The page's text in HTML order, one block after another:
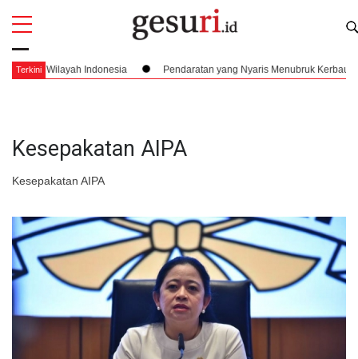
Terkini
Wilayah Indonesia Pendaratan yang Nyaris Menubruk Kerbau Hingga
Kesepakatan AIPA
Kesepakatan AIPA
All